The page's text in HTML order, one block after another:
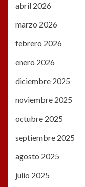
abril 2026
marzo 2026
febrero 2026
enero 2026
diciembre 2025
noviembre 2025
octubre 2025
septiembre 2025
agosto 2025
julio 2025